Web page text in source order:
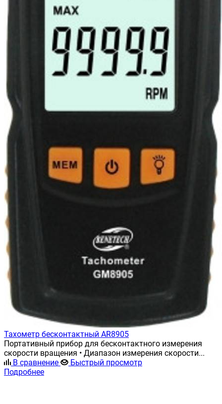
Тахометр бесконтактный AR8905
Портативный прибор для бесконтактного измерения
скорости вращения • Диапазон измерения скорости...
В сравнение
Быстрый просмотр
Подробнее